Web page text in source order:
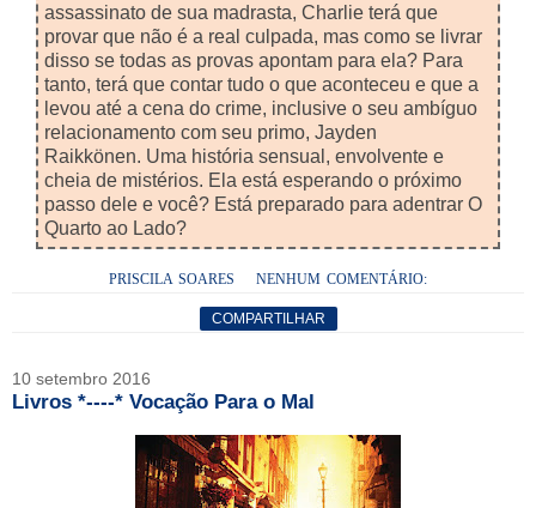
assassinato de sua madrasta, Charlie terá que
provar que não é a real culpada, mas como se livrar
disso se todas as provas apontam para ela? Para
tanto, terá que contar tudo o que aconteceu e que a
levou até a cena do crime, inclusive o seu ambíguo
relacionamento com seu primo, Jayden
Raikkönen. Uma história sensual, envolvente e
cheia de mistérios. Ela está esperando o próximo
passo dele e você? Está preparado para adentrar O
Quarto ao Lado?
PRISCILA SOARES NENHUM COMENTÁRIO:
COMPARTILHAR
10 setembro 2016
Livros *----* Vocação Para o Mal